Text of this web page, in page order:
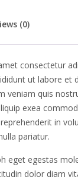
(0)
consectetur
ut labore et
veniam quis
exea
in
pariatur.
eget egestas
dolor diam